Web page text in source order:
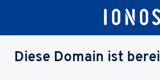
Diese Domain ist